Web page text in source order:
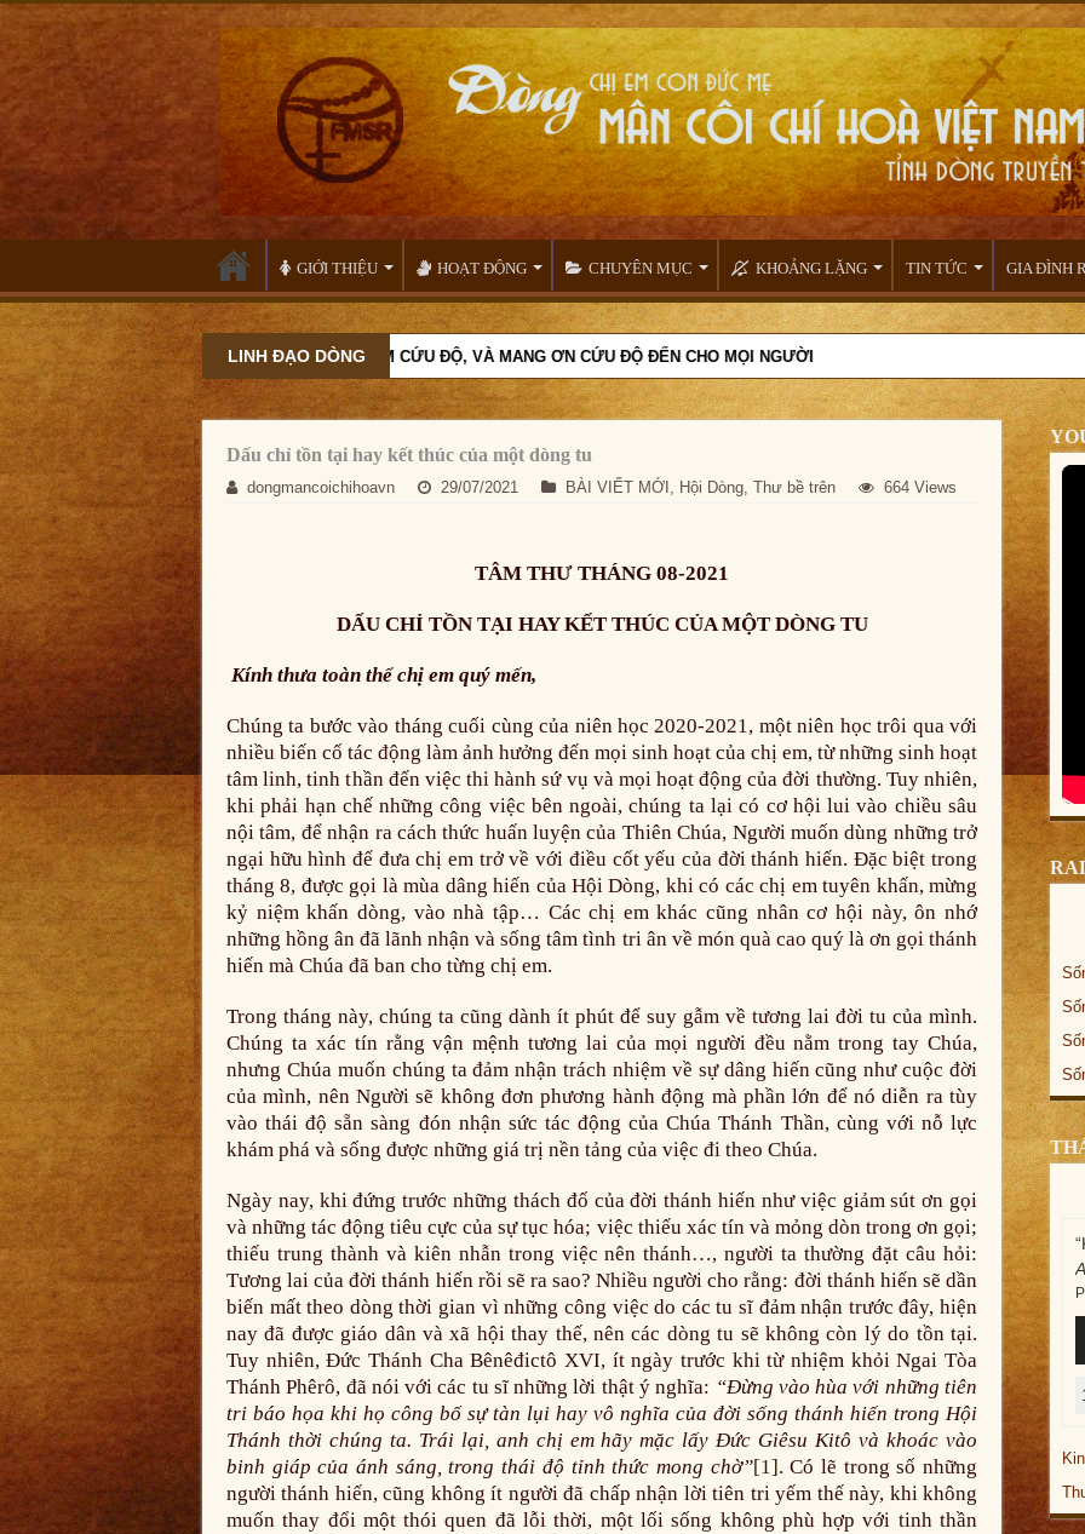
GIỚI THIỆU HOẠT ĐỘNG CHUYÊN MỤC KHOẢNG LẶNG TIN TỨC GIA ĐÌNH
LINH ĐẠO DÒNG
MẸ MARIA SỐNG MẦU NHIỆM CỨU ĐỘ, VÀ MANG ƠN CỨU ĐỘ ĐẾN CHO MỌI NGƯỜI
Dấu chỉ tồn tại hay kết thúc của một dòng tu
dongmancoichihoavn 29/07/2021 BÀI VIẾT MỚI , Hội Dòng, Thư bề trên 664 Views
TÂM THƯ THÁNG 08-2021
DẤU CHỈ TỒN TẠI HAY KẾT THÚC CỦA MỘT DÒNG TU
Kính thưa toàn thể chị em quý mến,
Chúng ta bước vào tháng cuối cùng của niên học 2020-2021, một niên học trôi qua với
nhiều biến cố tác động làm ảnh hưởng đến mọi sinh hoạt của chị em, từ những sinh hoạt
tâm linh, tinh thần đến việc thi hành sứ vụ và mọi hoạt động của đời thường. Tuy nhiên,
khi phải hạn chế những công việc bên ngoài, chúng ta lại có cơ hội lui vào chiều sâu
nội tâm, để nhận ra cách thức huấn luyện của Thiên Chúa, Người muốn dùng những trở
ngại hữu hình để đưa chị em trở về với điều cốt yếu của đời thánh hiến. Đặc biệt trong
tháng 8, được gọi là mùa dâng hiến của Hội Dòng, khi có các chị em tuyên khấn, mừng
kỷ niệm khấn dòng, vào nhà tập… Các chị em khác cũng nhân cơ hội này, ôn nhớ
những hồng ân đã lãnh nhận và sống tâm tình tri ân về món quà cao quý là ơn gọi thánh
hiến mà Chúa đã ban cho từng chị em.
Trong tháng này, chúng ta cũng dành ít phút để suy gẫm về tương lai đời tu của mình.
Chúng ta xác tín rằng vận mệnh tương lai của mọi người đều nằm trong tay Chúa,
nhưng Chúa muốn chúng ta đảm nhận trách nhiệm về sự dâng hiến cũng như cuộc đời
của mình, nên Người sẽ không đơn phương hành động mà phần lớn để nó diễn ra tùy
vào thái độ sẵn sàng đón nhận sức tác động của Chúa Thánh Thần, cùng với nỗ lực
khám phá và sống được những giá trị nền tảng của việc đi theo Chúa.
Ngày nay, khi đứng trước những thách đố của đời thánh hiến như việc giảm sút ơn gọi
và những tác động tiêu cực của sự tục hóa; việc thiếu xác tín và mỏng dòn trong ơn gọi;
thiếu trung thành và kiên nhẫn trong việc nên thánh…, người ta thường đặt câu hỏi:
Tương lai của đời thánh hiến rồi sẽ ra sao? Nhiều người cho rằng: đời thánh hiến sẽ dần
biến mất theo dòng thời gian vì những công việc do các tu sĩ đảm nhận trước đây, hiện
nay đã được giáo dân và xã hội thay thế, nên các dòng tu sẽ không còn lý do tồn tại.
Tuy nhiên, Đức Thánh Cha Bênêđictô XVI, ít ngày trước khi từ nhiệm khỏi Ngai Tòa
Thánh Phêrô, đã nói với các tu sĩ những lời thật ý nghĩa: “Đừng vào hùa với những tiên
tri báo họa khi họ công bố sự tàn lụi hay vô nghĩa của đời sống thánh hiến trong Hội
Thánh thời chúng ta. Trái lại, anh chị em hãy mặc lấy Ðức Giêsu Kitô và khoác vào
binh giáp của ánh sáng, trong thái độ tỉnh thức mong chờ”[1]. Có lẽ trong số những
người thánh hiến, cũng không ít người đã chấp nhận lời tiên tri yếm thế này, khi không
muốn thay đổi một thói quen đã lỗi thời, một lối sống không phù hợp với tinh thần